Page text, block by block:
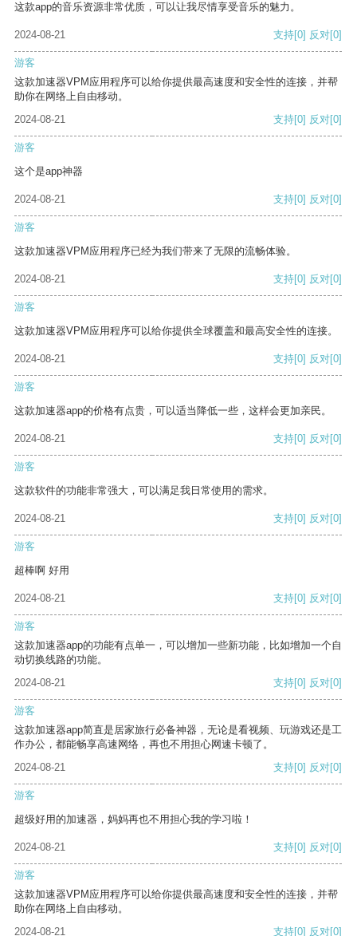
这款app的音乐资源非常优质，可以让我尽情享受音乐的魅力。
2024-08-21 支持[0] 反对[0]
游客
这款加速器VPM应用程序可以给你提供最高速度和安全性的连接，并帮
助你在网络上自由移动。
2024-08-21
支持[0] 反对[0]
游客
这个是app神器
2024-08-21 支持[0] 反对[0]
游客
这款加速器VPM应用程序已经为我们带来了无限的流畅体验。
2024-08-21 支持[0] 反对[0]
游客
这款加速器VPM应用程序可以给你提供全球覆盖和最高安全性的连接。
2024-08-21 支持[0] 反对[0]
游客
这款加速器app的价格有点贵，可以适当降低一些，这样会更加亲民。
2024-08-21 支持[0] 反对[0]
游客
这款软件的功能非常强大，可以满足我日常使用的需求。
2024-08-21 支持[0] 反对[0]
游客
超棒啊 好用
2024-08-21 支持[0] 反对[0]
游客
这款加速器app的功能有点单一，可以增加一些新功能，比如增加一个自
动切换线路的功能。
2024-08-21
支持[0] 反对[0]
游客
这款加速器app简直是居家旅行必备神器，无论是看视频、玩游戏还是工
作办公，都能畅享高速网络，再也不用担心网速卡顿了。
2024-08-21
支持[0] 反对[0]
游客
超级好用的加速器，妈妈再也不用担心我的学习啦！
2024-08-21 支持[0] 反对[0]
游客
这款加速器VPM应用程序可以给你提供最高速度和安全性的连接，并帮
助你在网络上自由移动。
2024-08-21
支持[0] 反对[0]